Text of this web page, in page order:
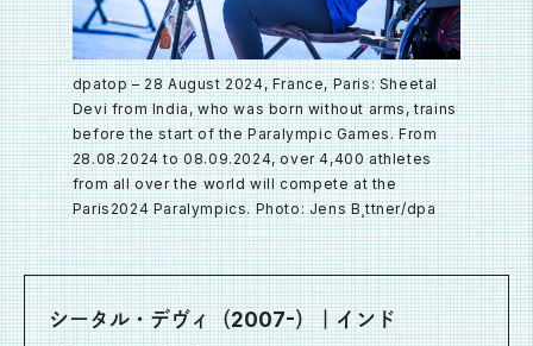
dpatop – 28 August 2024, France, Paris: Sheetal
Devi from India, who was born without arms, trains
before the start of the Paralympic Games. From
28.08.2024 to 08.09.2024, over 4,400 athletes
from all over the world will compete at the
Paris2024 Paralympics. Photo: Jens B¸ttner/dpa
シータル・デヴィ（2007-）｜インド